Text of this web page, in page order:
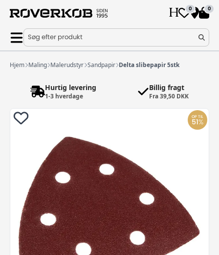
0 0
Søg efter produkt
Hjem Maling Malerudstyr Sandpapir Delta slibepapir 5stk
Hurtig levering
1-3 hverdage
Billig fragt
Fra 39,50 DKK
OP TIL
51 %